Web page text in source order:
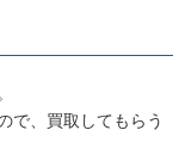
で、買取してもらう